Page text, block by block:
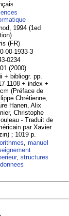
1994 (1ed
(FR)
00-1933-3
0234
(2000)
+ bibliogr. pp.
1108 + index +
(Préface de
Chrétienne,
Hanen, Alix
Christophe
- Traduit de
par Xavier
; 1019 p.
,manuel
,structures